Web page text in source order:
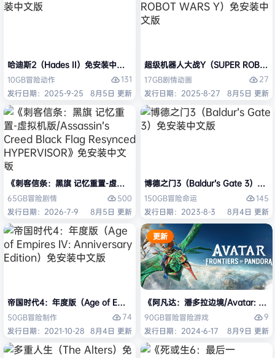
哈迪斯2（Hades II）免安装中文版
10GB冒险动作
131
发行日期：2025-9-25
8月5日 更新
超级机器人大战Y（SUPER
17GB剧情动画
27
发行日期：2025-8-27
8月5日 更新
《刺客信条：黑旗 记忆重置-虚拟机版/Assassin’s Creed Black Flag
65GB冒险剧情
500
发行日期：2026-7-9
8月5日 更新
博德之门3（Baldur’s Gate 3）免安
150GB冒险命运
145
发行日期：2023-8-3
8月4日 更新
帝国时代4：年度版（Age of Empires IV: Anniversary Edition）免安装
50GB冒险制作
74
发行日期：2021-10-28 8月4日 更新
更新
《阿凡达：潘多拉边境/Avatar:
90GB冒险冒险游戏
9
发行日期：2024-6-17
8月9日 更新